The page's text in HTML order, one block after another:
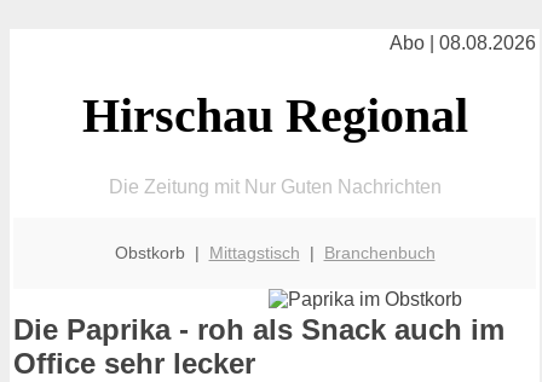
Abo | 08.08.2026
Hirschau Regional
Die Zeitung mit Nur Guten Nachrichten
Obstkorb | Mittagstisch | Branchenbuch
Die Paprika - roh als Snack auch im
Office sehr lecker